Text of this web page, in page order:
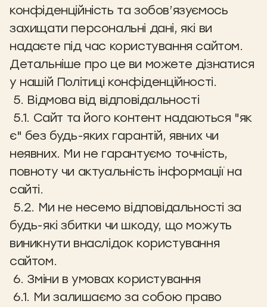
конфіденційність та зобов’язуємось
захищати персональні дані, які ви
надаєте під час користування сайтом.
Детальніше про це ви можете дізнатися
у нашій Політиці конфіденційності.
5. Відмова від відповідальності
5.1. Сайт та його контент надаються "як
є" без будь-яких гарантій, явних чи
неявних. Ми не гарантуємо точність,
повноту чи актуальність інформації на
сайті.
5.2. Ми не несемо відповідальності за
будь-які збитки чи шкоду, що можуть
виникнути внаслідок користування
сайтом.
6. Зміни в умовах користування
6.1. Ми залишаємо за собою право